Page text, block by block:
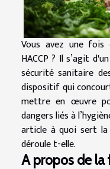
Vous avez une
HACCP ? Il s’agit
sécurité sanitaire
dispositif qui
mettre en œuvre
dangers liés à
article à quoi sert
déroule t-elle.
A propos de